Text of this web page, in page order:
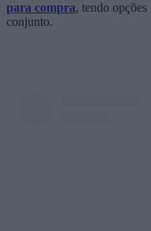
para compra, tendo
conjunto.